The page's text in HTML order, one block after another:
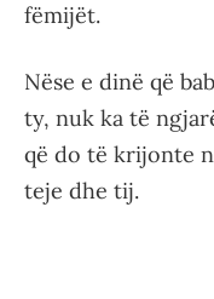
fëmijët.
Nëse e dinë që
ty, nuk ka të
që do të krijonte
teje dhe tij.